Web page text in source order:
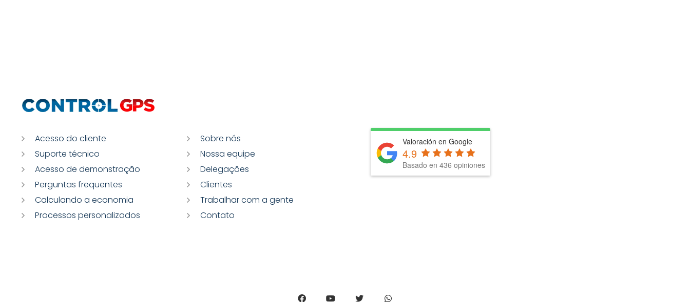
Acesso do cliente
Suporte técnico
Acesso de demonstração
Perguntas frequentes
Calculando a economia
Processos personalizados
Sobre nós
Nossa equipe
Delegações
Clientes
Trabalhar com a gente
Contato
Valoración en Google
4.9
Basado en 436 opiniones